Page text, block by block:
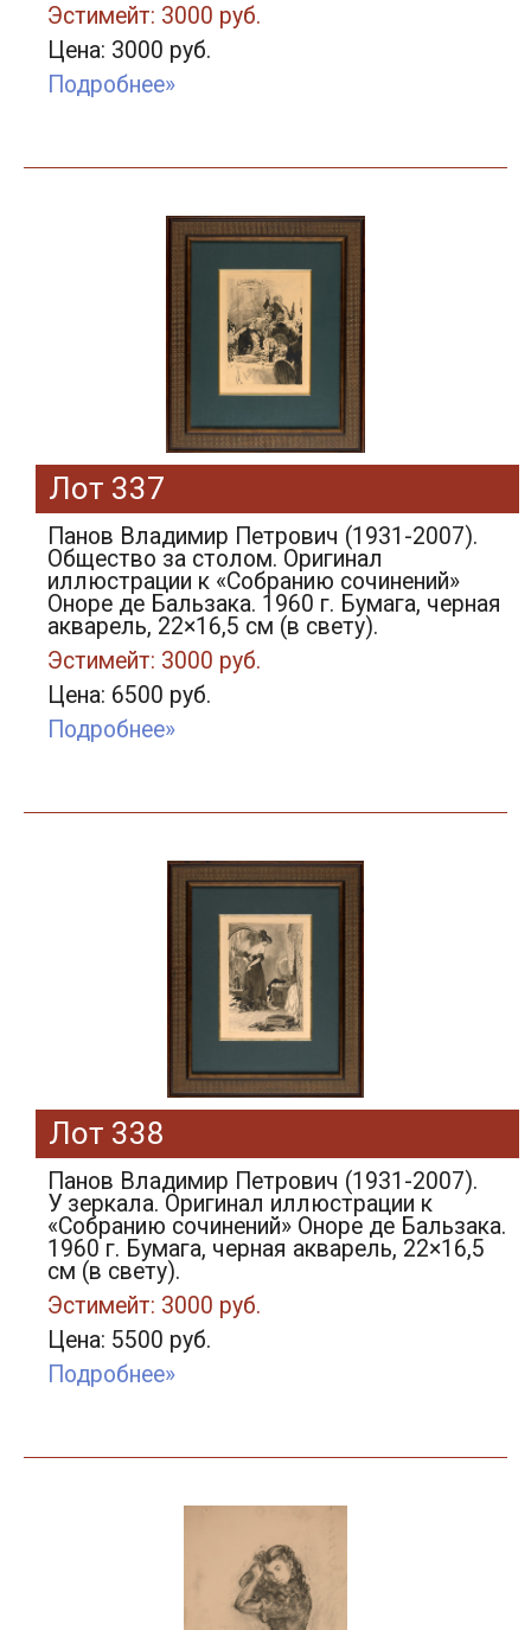
Эстимейт: 3000 руб.
Цена: 3000 руб.
Подробнее»
Лот 337
Панов Владимир Петрович (1931-2007).
Общество за столом. Оригинал
иллюстрации к «Собранию сочинений»
Оноре де Бальзака. 1960 г. Бумага, черная
акварель, 22×16,5 см (в свету).
Эстимейт: 3000 руб.
Цена: 6500 руб.
Подробнее»
Лот 338
Панов Владимир Петрович (1931-2007).
У зеркала. Оригинал иллюстрации к
«Собранию сочинений» Оноре де Бальзака.
1960 г. Бумага, черная акварель, 22×16,5
см (в свету).
Эстимейт: 3000 руб.
Цена: 5500 руб.
Подробнее»